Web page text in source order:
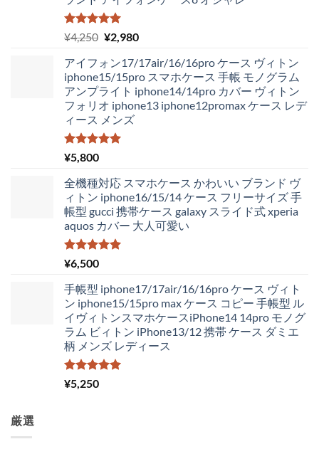
5段階中
5.00
の評価
¥4,250 元
価
格
は
¥4,250
で
し
¥2,980現
の
価
格
は
アイフォン17/17air/16/16pro ケース ヴィトン
iphone15/15pro スマホケース 手帳 モノグラム
アンプライト iphone14/14pro カバー ヴィトン
フォリオ iphone13 iphone12promax ケース レデ
ィース メンズ
5段階中
5.00
¥5,800
全機種対応 スマホケース かわいい ブランド ヴ
ィトン iphone16/15/14 ケース フリーサイズ 手
帳型 gucci 携帯ケース galaxy スライド式 xperia
aquos カバー 大人可愛い
5段階中
5.00
¥6,500
手帳型 iphone17/17air/16/16pro ケース ヴィト
ン iphone15/15pro max ケース コピー 手帳型 ル
イヴィトンスマホケースiPhone14 14pro モノグ
ラム ビィトン iPhone13/12 携帯 ケース ダミエ
柄 メンズ レディース
5段階中
5.00
¥5,250
厳選